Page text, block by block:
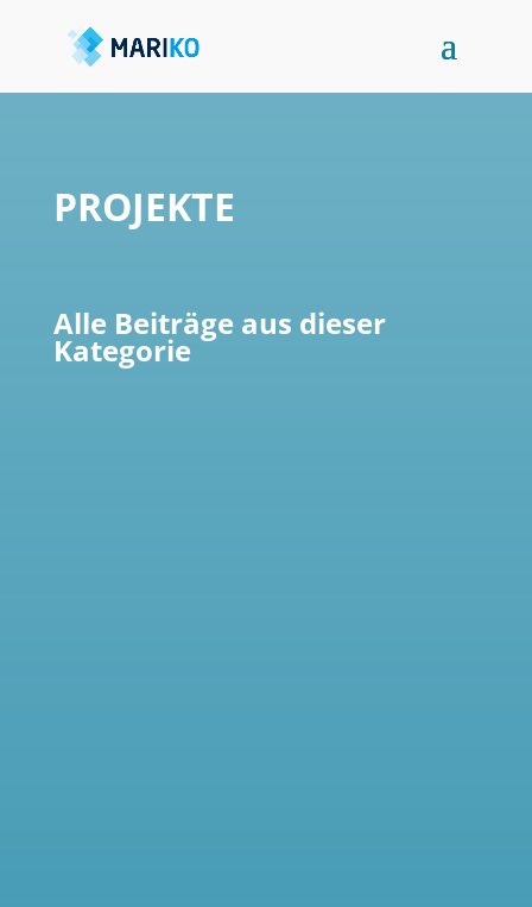
PROJEKTE
Alle Beiträge aus dieser
Kategorie